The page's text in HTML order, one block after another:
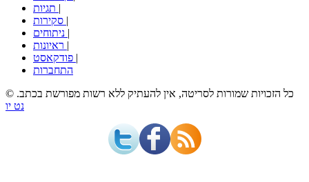
|
|
|
|
|
התחברות
© כל הזכויות שמורות לסריטה, אין להעתיק ללא רשות מפורשת בכתב.
נט יו